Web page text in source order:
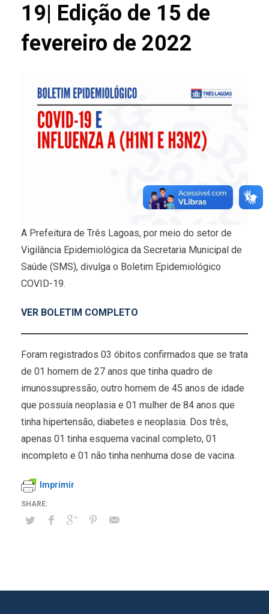
19| Edição de 15 de
fevereiro de 2022
A Prefeitura de Três Lagoas, por meio do setor de
Vigilância Epidemiológica da Secretaria Municipal de
Saúde (SMS), divulga o Boletim Epidemiológico
COVID-19.
VER BOLETIM COMPLETO
Foram registrados 03 óbitos confirmados que se trata
de 01 homem de 27 anos que tinha quadro de
imunossupressão, outro homem de 45 anos de idade
que possuía neoplasia e 01 mulher de 84 anos que
tinha hipertensão, diabetes e neoplasia. Dos três,
apenas 01 tinha esquema vacinal completo, 01
incompleto e 01 não tinha nenhuma dose de vacina.
Imprimir